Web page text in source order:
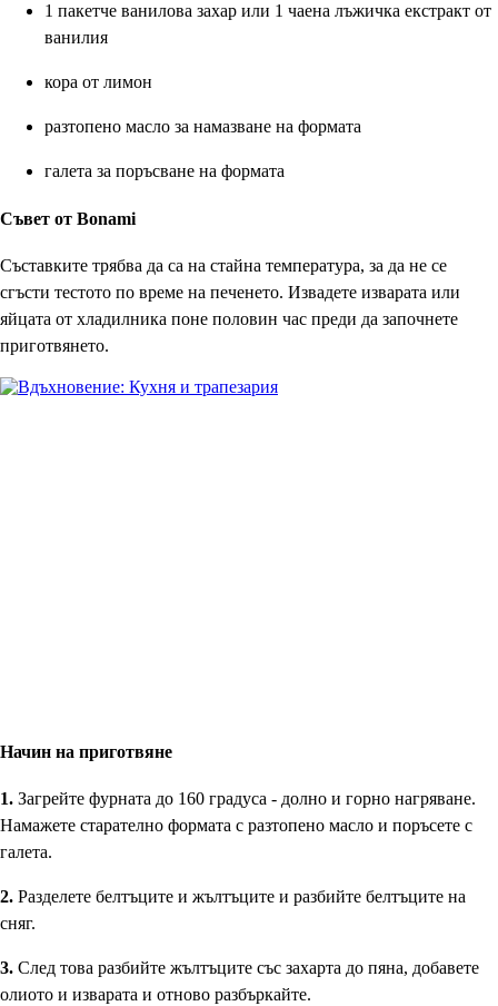
1 пакетче ванилова захар или 1 чаена лъжичка екстракт от
ванилия
кора от лимон
разтопено масло за намазване на формата
галета за поръсване на формата
Съвет от Bonami
Съставките трябва да са на стайна температура, за да не се
сгъсти тестото по време на печенето. Извадете изварата или
яйцата от хладилника поне половин час преди да започнете
приготвянето.
Начин на приготвяне
1. Загрейте фурната до 160 градуса - долно и горно нагряване.
Намажете старателно формата с разтопено масло и поръсете с
галета.
2. Разделете белтъците и жълтъците и разбийте белтъците на
сняг.
3. След това разбийте жълтъците със захарта до пяна, добавете
олиото и изварата и отново разбъркайте.